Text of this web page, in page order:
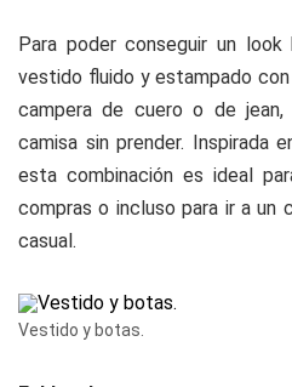
Para poder conseguir un look
vestido fluido y estampado con
campera de cuero o de jean,
camisa sin prender. Inspirada
esta combinación es ideal
compras o incluso para ir a un
casual.
Vestido y botas.